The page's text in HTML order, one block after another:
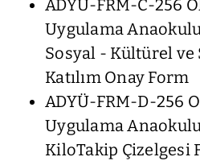
ADYÜ-FRM-C-256
Uygulama
Sosyal - Kültürel
Katılım Onay Form
ADYÜ-FRM-D-256
Uygulama
KiloTakip Çizelgesi